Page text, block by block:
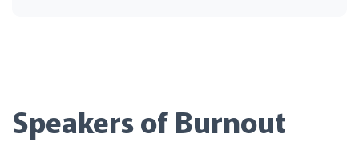
Speakers of Burnout